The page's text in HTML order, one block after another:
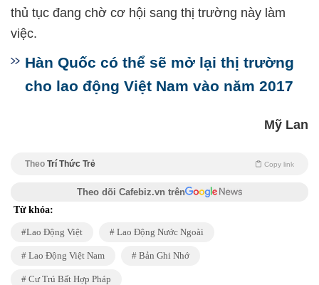
thủ tục đang chờ cơ hội sang thị trường này làm
việc.
Hàn Quốc có thể sẽ mở lại thị trường
cho lao động Việt Nam vào năm 2017
Mỹ Lan
Theo Trí Thức Trẻ Copy link
Theo dõi Cafebiz.vn trên
Từ khóa:
Lao Động Việt Lao Động Nước Ngoài
Lao Động Việt Nam Bản Ghi Nhớ
Cư Trú Bất Hợp Pháp